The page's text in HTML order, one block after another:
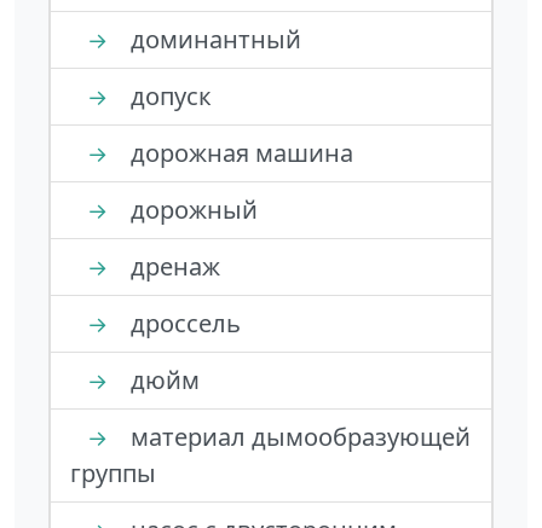
→ доминантный
→ допуск
→ дорожная машина
→ дорожный
→ дренаж
→ дроссель
→ дюйм
→
материал дымообразующей
группы